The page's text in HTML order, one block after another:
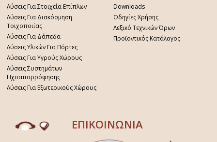
Λύσεις Για Στοιχεία Επίπλων
Λύσεις Για Διακόσμηση
Τοιχοποιίας
Λύσεις Για Δάπεδα
Λύσεις Υλικών Για Πόρτες
Λύσεις Για Υγρούς Χώρους
Λύσεις Συστημάτων
Ηχοαπορρόφησης
Λύσεις Για Εξωτερικούς Χώρους
Downloads
Οδηγίες Χρήσης
Λεξικό Τεχνικών Όρων
Προϊοντικός Κατάλογος
ΕΠΙΚΟΙΝΩΝΙΑ